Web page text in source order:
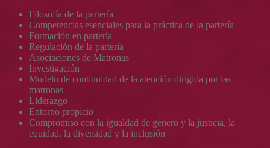
Filosofía de la partería
Competencias esenciales para la práctica de la partería
Formación en partería
Regulación de la partería
Asociaciones de Matronas
Investigación
Modelo de continuidad de la atención dirigida por las
matronas
Liderazgo
Entorno propicio
Compromiso con la igualdad de género y la justicia, la
equidad, la diversidad y la inclusión